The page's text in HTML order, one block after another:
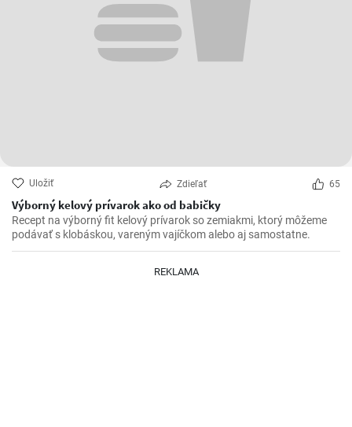
Uložiť Zdieľať 65
Výborný kelový prívarok ako od babičky
Recept na výborný fit kelový prívarok so zemiakmi, ktorý môžeme
podávať s klobáskou, vareným vajíčkom alebo aj samostatne.
REKLAMA